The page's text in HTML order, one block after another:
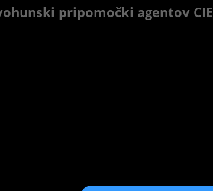
pripomočki agentov CIE